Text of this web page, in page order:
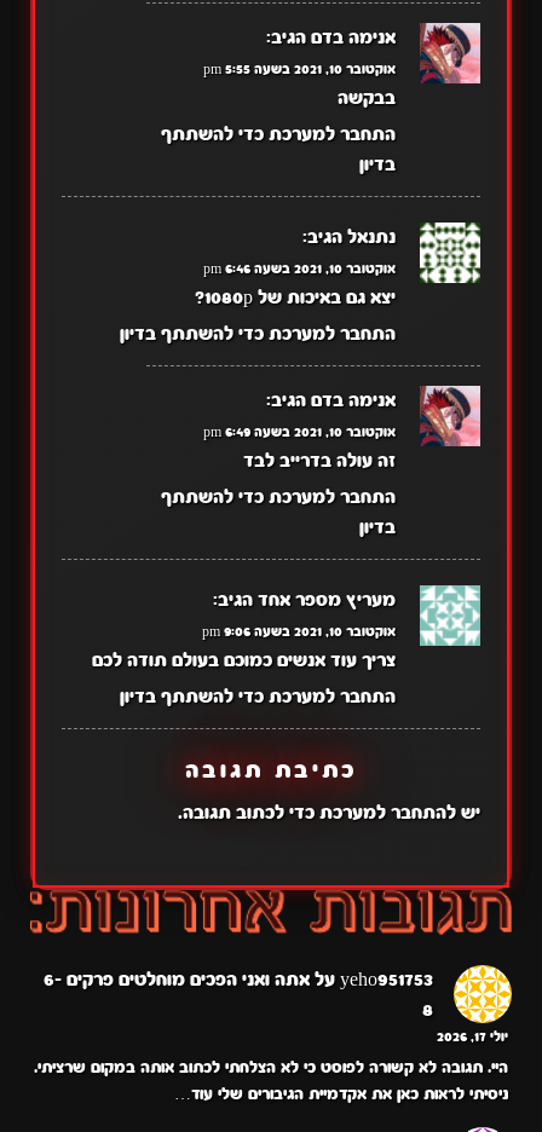
אנימה בדם הגיב:
אוקטובר 10, 2021 בשעה 5:55 pm
בבקשה
התחבר למערכת כדי להשתתף
בדיון
נתנאל הגיב:
אוקטובר 10, 2021 בשעה 6:46 pm
יצא גם באיכות של 1080p?
התחבר למערכת כדי להשתתף בדיון
אנימה בדם הגיב:
אוקטובר 10, 2021 בשעה 6:49 pm
זה עולה בדרייב לבד
התחבר למערכת כדי להשתתף
בדיון
מעריץ מספר אחד הגיב:
אוקטובר 10, 2021 בשעה 9:06 pm
צריך עוד אנשים כמוכם בעולם תודה לכם
התחבר למערכת כדי להשתתף בדיון
כתיבת תגובה
יש להתחבר למערכתכדי לכתוב תגובה.
yeho951753 על
אתה ואני הפכים מוחלטים פרקים 6-
8
יולי 17, 2026
היי. תגובה לא קשורה לפוסט כי לא הצלחתי לכתוב אותה במקום שרציתי.
ניסיתי לראות כאן את אקדמיית הגיבורים שלי עוד…